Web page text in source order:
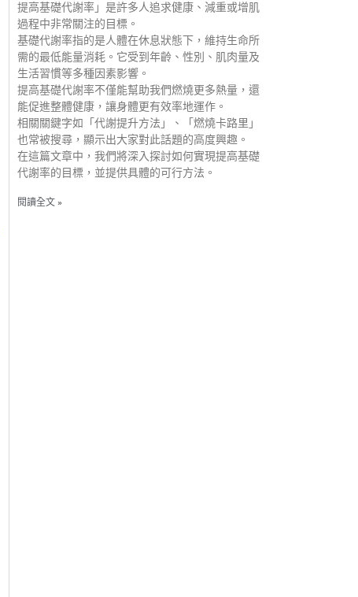
提高基礎代謝率」是許多人追求健康、減重或增肌
過程中非常關注的目標。
基礎代謝率指的是人體在休息狀態下，維持生命所
需的最低能量消耗。它受到年齡、性別、肌肉量及
生活習慣等多種因素影響。
提高基礎代謝率不僅能幫助我們燃燒更多熱量，還
能促進整體健康，讓身體更有效率地運作。
相關關鍵字如「代謝提升方法」、「燃燒卡路里」
也常被搜尋，顯示出大家對此話題的高度興趣。
在這篇文章中，我們將深入探討如何實現提高基礎
代謝率的目標，並提供具體的可行方法。
閱讀全文 »